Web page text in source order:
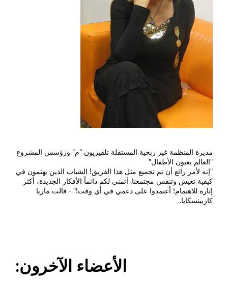
مديرة المنظمة غير ربحية المستقلة تلفيزيون "م" وزؤسس المشروع
"العالم بعيون الأطفال"
"إنه لأمر رائع أن تم تجميع مثل هذا الفريق! الشباب الذين يهتمون في
كيفية تعيش وتنفس مجتمعنا. أتمنى لكم دائماً الأفكار الجديدة، أكثر
إثارة للاهتمام! أعتمدوا على دعمي في أي وقت!" - قالت ماريا
كاربينسكايا.
الأعضاء الآخرون: